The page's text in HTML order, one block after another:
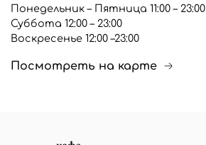
Понедельник – Пятница 11:00 – 23:00
Суббота 12:00 – 23:00
Воскресенье 12:00 –23:00
Посмотреть на карте